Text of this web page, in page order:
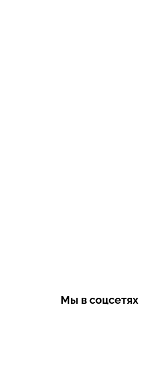
Мы в соцсетях